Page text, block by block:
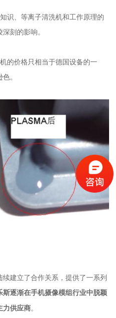
识、等离子清洗机和工作原理的
刻的影响。
的价格只相当于德国设备的一
。
建立了合作关系，提供了一系列
斯逐渐在手机摄像模组行业中脱颖
力供应商。